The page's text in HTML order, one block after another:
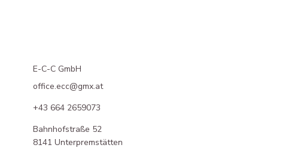
E-C-C GmbH
office.ecc@gmx.at
+43 664 2659073
Bahnhofstraße 52
8141 Unterpremstätten